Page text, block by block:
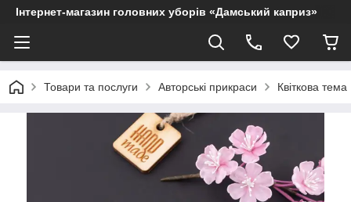
Інтернет-магазин головних уборів «Дамський каприз»
Товари та послуги Авторські прикраси Квіткова тема